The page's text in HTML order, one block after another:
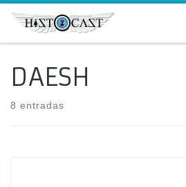
Saltar al contenido
DAESH
8 entradas